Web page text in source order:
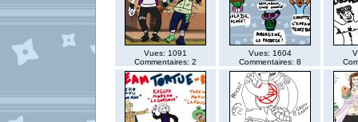
Vues: 1091
Commentaires: 2
Vues: 1604
Commentaires: 8